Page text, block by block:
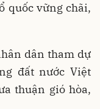
quốc vững chãi,
dân tham dự
đất nước Việt
thuận gió hòa,